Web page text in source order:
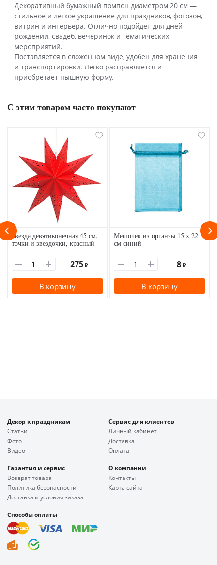
Декоративный бумажный помпон диаметром 20 см —
стильное и лёгкое украшение для праздников, фотозон,
витрин и интерьера. Отлично подойдёт для дней
рождений, свадеб, вечеринок и тематических
мероприятий.
Поставляется в сложенном виде, удобен для хранения
и транспортировки. Легко расправляется и
приобретает пышную форму.
С этим товаром часто покупают
Звезда девятиконечная 45 см,
точки и звездочки, красный
275 ₽
В корзину
Мешочек из органзы 15 х 22
см синий
8 ₽
В корзину
Декор к праздникам
Статьи
Фото
Видео
Сервис для клиентов
Личный кабинет
Доставка
Оплата
Гарантия и сервис
Возврат товара
Политика безопасности
Доставка и условия заказа
О компании
Контакты
Карта сайта
Способы оплаты